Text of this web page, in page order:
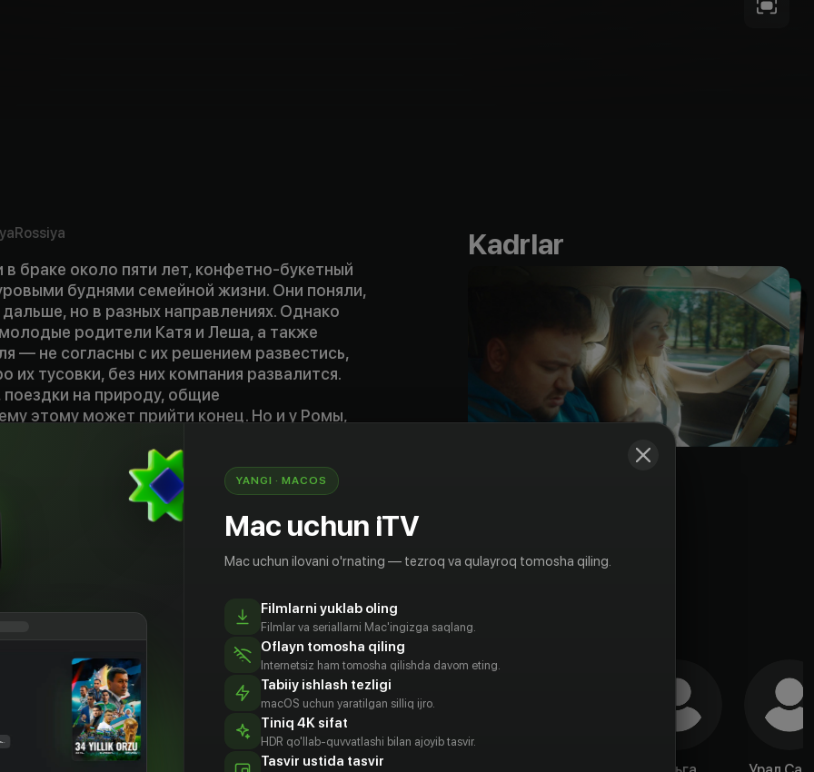
Rossiya
браке около пяти лет, конфетно-букетный
буднями семейной жизни. Они поняли,
но в разных направлениях. Однако
родители Катя и Леша, а также
— не согласны с их решением развестись,
их тусовки, без них компания развалится.
на природу, общие
этому может прийти конец. Но и у Ромы,
нравится, давай разведемся» перевернула
жизни. Одна Аня, почувствовав свободу,
новых отношений и пытается найти себя
Kadrlar
YANGI · MACOS
Mac uchun iTV
Mac uchun ilovani o'rnating — tezroq va qulayroq tomosha qiling.
Filmlarni yuklab oling
Filmlar va seriallarni Mac'ingizga saqlang.
Oflayn tomosha qiling
Internetsiz ham tomosha qilishda davom eting.
Tabiiy ishlash tezligi
macOS uchun yaratilgan silliq ijro.
Tiniq 4K sifat
HDR qo'llab-quvvatlashi bilan ajoyib tasvir.
Tasvir ustida tasvir